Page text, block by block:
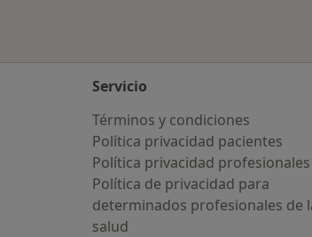
Servicio
Términos y condiciones
Política privacidad pacientes
Política privacidad profesionales
Política de privacidad para
determinados profesionales de
salud